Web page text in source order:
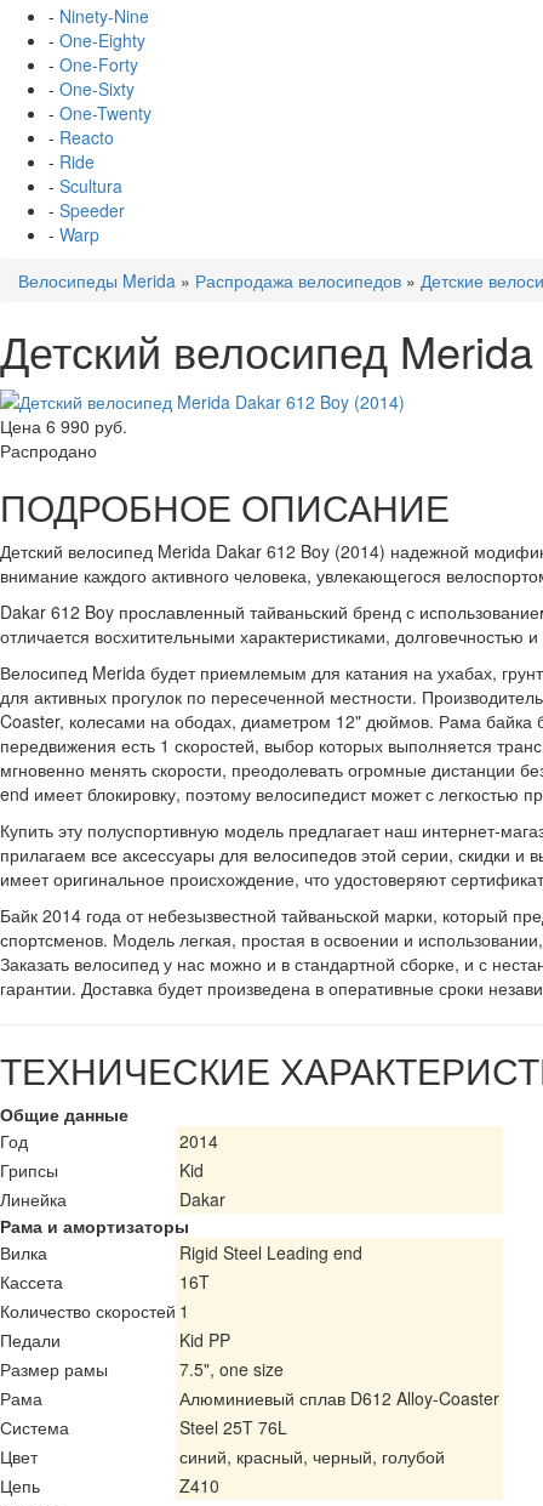
- Ninety-Nine
- One-Eighty
- One-Forty
- One-Sixty
- One-Twenty
- Reacto
- Ride
- Scultura
- Speeder
- Warp
Велосипеды Merida » Распродажа велосипедов » Детские
Детский велосипед
Цена 6 990 руб.
Распродано
ПОДРОБНОЕ ОПИСАНИЕ
Детский велосипед Merida Dakar 612 Boy (2014) надежной
внимание каждого активного человека, увлекающегося
Dakar 612 Boy прославленный тайваньский бренд с
отличается восхитительными характеристиками, долговечностью
Велосипед Merida будет приемлемым для катания на ухабах,
для активных прогулок по пересеченной местности.
Coaster, колесами на ободах, диаметром 12" дюймов. Рама байка
передвижения есть 1 скоростей, выбор которых выполняется
мгновенно менять скорости, преодолевать огромные дистанции
end имеет блокировку, поэтому велосипедист может с
Купить эту полуспортивную модель предлагает наш интернет-
прилагаем все аксессуары для велосипедов этой серии, скидки
имеет оригинальное происхождение, что удостоверяют
Байк 2014 года от небезызвестной тайваньской марки, который
спортсменов. Модель легкая, простая в освоении и
Заказать велосипед у нас можно и в стандартной сборке, и с
гарантии. Доставка будет произведена в оперативные сроки
ТЕХНИЧЕСКИЕ
Общие данные
Год
2014
Грипсы
Kid
Линейка
Dakar
Рама и амортизаторы
Вилка
Rigid Steel Leading end
Кассета
16T
Количество скоростей 1
Педали
Kid PP
Размер рамы
7.5", one size
Рама
Алюминиевый сплав D612 Alloy-Coaster
Система
Steel 25T 76L
Цвет
синий, красный, черный, голубой
Цепь
Z410